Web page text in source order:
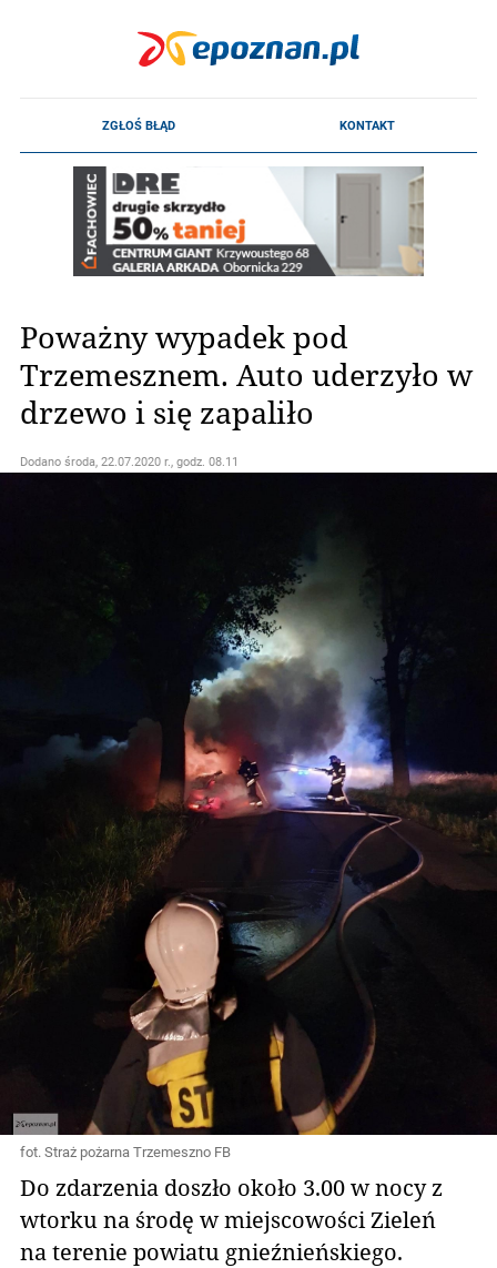
Poważny wypadek pod
Trzemesznem. Auto uderzyło w
drzewo i się zapaliło
Dodano środa, 22.07.2020 r., godz. 08.11
fot. Straż pożarna Trzemeszno FB
Do zdarzenia doszło około 3.00 w nocy z
wtorku na środę w miejscowości Zieleń
na terenie powiatu gnieźnieńskiego.